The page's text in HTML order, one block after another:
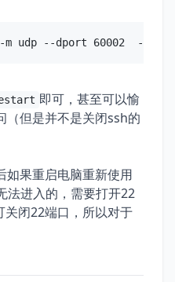
即可，甚至可以愉
（但是并不是关闭ssh的
如果重启电脑重新使用
法进入的，需要打开22
闭22端口，所以对于